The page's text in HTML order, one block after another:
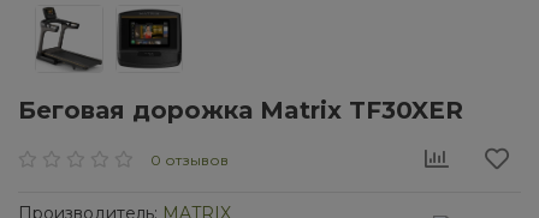
Беговая дорожка Matrix TF30XER
0 отзывов
Производитель: MATRIX